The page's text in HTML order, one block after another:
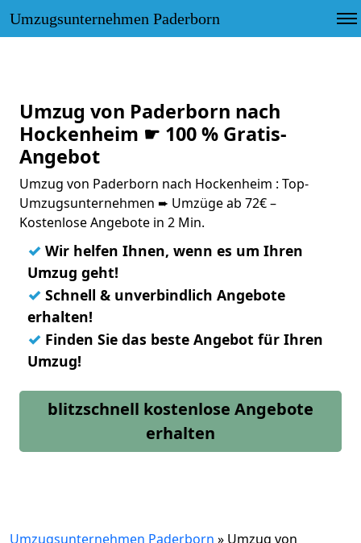
Umzugsunternehmen Paderborn
Umzug von Paderborn nach
Hockenheim ☛ 100 % Gratis-
Angebot
Umzug von Paderborn nach Hockenheim : Top-
Umzugsunternehmen ➨ Umzüge ab 72€ –
Kostenlose Angebote in 2 Min.
✓ Wir helfen Ihnen, wenn es um Ihren
Umzug geht!
✓ Schnell & unverbindlich Angebote
erhalten!
✓ Finden Sie das beste Angebot für Ihren
Umzug!
blitzschnell kostenlose Angebote
erhalten
Umzugsunternehmen Paderborn » Umzug von